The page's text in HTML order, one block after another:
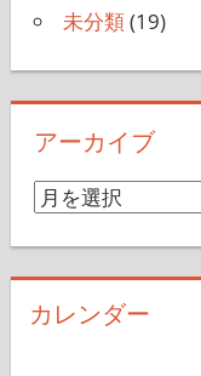
未分類(19)
アーカイブ
ア
イ
カレンダー